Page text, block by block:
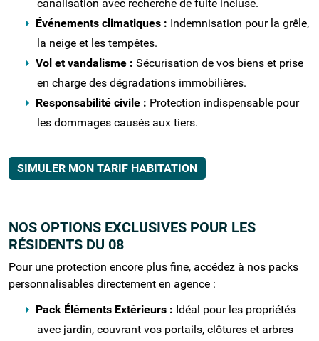
canalisation avec recherche de fuite incluse.
Événements climatiques : Indemnisation pour la grêle,
la neige et les tempêtes.
Vol et vandalisme : Sécurisation de vos biens et prise
en charge des dégradations immobilières.
Responsabilité civile : Protection indispensable pour
les dommages causés aux tiers.
SIMULER MON TARIF HABITATION
NOS OPTIONS EXCLUSIVES POUR LES
RÉSIDENTS DU 08
Pour une protection encore plus fine, accédez à nos packs
personnalisables directement en agence :
Pack Éléments Extérieurs : Idéal pour les propriétés
avec jardin, couvrant vos portails, clôtures et arbres